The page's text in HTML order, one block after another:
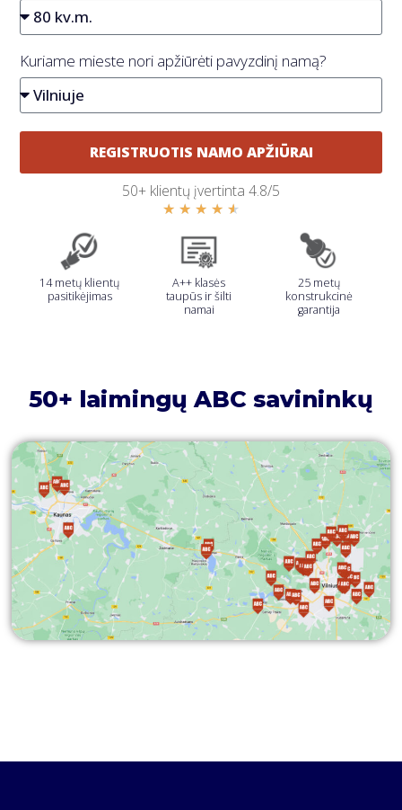
Kuriame mieste nori apžiūrėti pavyzdinį namą?
REGISTRUOTIS NAMO APŽIŪRAI
50+ klientų įvertinta 4.8/5
★ ★ ★ ★ ★
14 metų klientų
pasitikėjimas​
A++ klasės
taupūs ir šilti
namai​
25 metų
konstrukcinė
garantija
50+ laimingų ABC savininkų